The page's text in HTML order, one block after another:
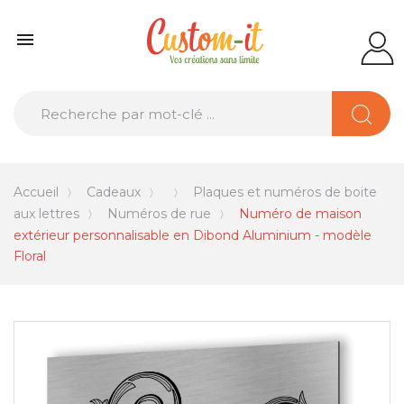

Accueil Cadeaux
Plaques et numéros de boite
aux lettres
Numéros de rue
Numéro de maison
extérieur personnalisable en Dibond Aluminium - modèle
Floral